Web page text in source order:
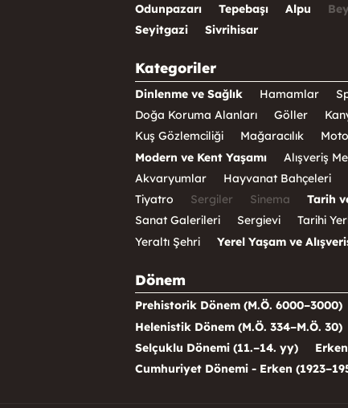
Odunpazarı Tepebaşı Alpu
Seyitgazi
Sivrihisar
Kategoriler
Dinlenme ve Sağlık Hamamlar
Doğa Koruma Alanları
Göller
Kuş Gözlemciliği
Mağaracılık
Modern ve Kent Yaşamı
Alışveriş
Akvaryumlar
Hayvanat Bahçeleri
Tiyatro
Sergiler Sinema Tarih
Sanat Galerileri
Sergievi Tarihi
Yeraltı Şehri
Yerel Yaşam ve
Dönem
Prehistorik Dönem (M.Ö. 6000–3000)
Helenistik Dönem (M.Ö. 334–M.Ö. 30)
Selçuklu Dönemi (11.–14. yy)
Cumhuriyet Dönemi - Erken